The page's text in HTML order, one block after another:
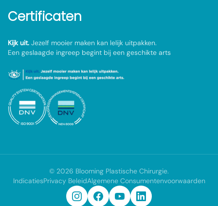
Certificaten
Kijk uit. Jezelf mooier maken kan lelijk uitpakken.
Een geslaagde ingreep begint bij een geschikte arts
© 2026 Blooming Plastische Chirurgie.
IndicatiesPrivacy BeleidAlgemene Consumentenvoorwaarden